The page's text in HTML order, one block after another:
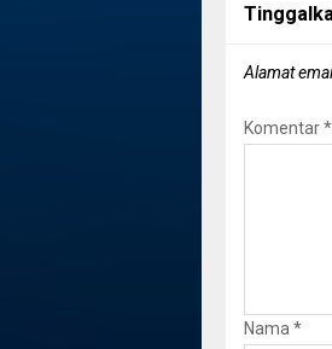
Alamat
Komentar*
Nama *